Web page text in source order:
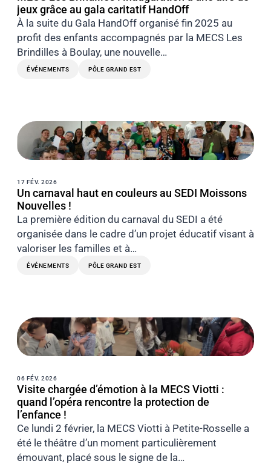
jeux grâce au gala caritatif HandOff
À la suite du Gala HandOff organisé fin 2025 au
profit des enfants accompagnés par la MECS Les
Brindilles à Boulay, une nouvelle…
ÉVÉNEMENTS PÔLE GRAND EST
17 FÉV. 2026
Un carnaval haut en couleurs au SEDI Moissons
Nouvelles !
La première édition du carnaval du SEDI a été
organisée dans le cadre d’un projet éducatif visant à
valoriser les familles et à…
ÉVÉNEMENTS PÔLE GRAND EST
06 FÉV. 2026
Visite chargée d’émotion à la MECS Viotti :
quand l’opéra rencontre la protection de
l’enfance !
Ce lundi 2 février, la MECS Viotti à Petite-Rosselle a
été le théâtre d’un moment particulièrement
émouvant, placé sous le signe de la…